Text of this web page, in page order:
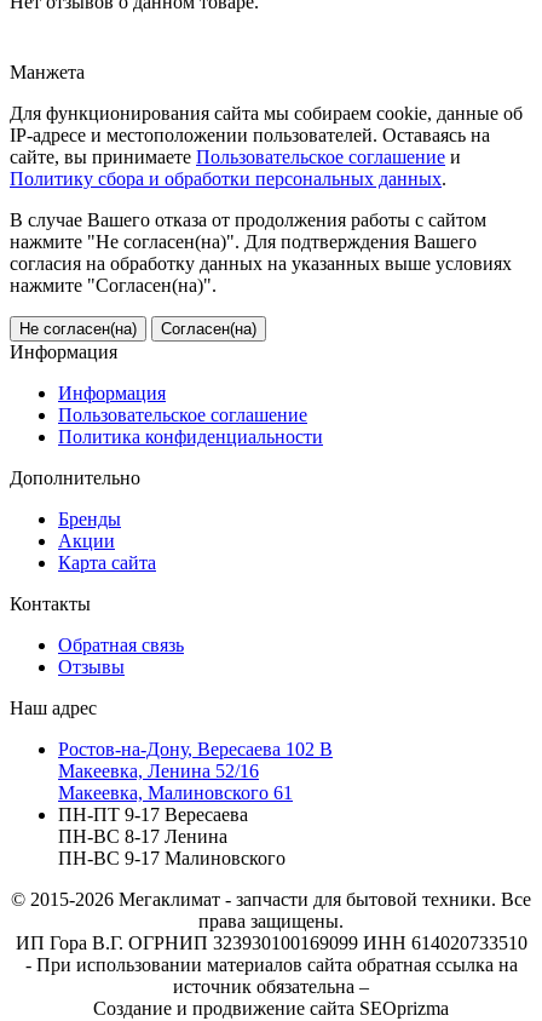
Манжета
Для функционирования сайта мы собираем cookie, данные об
IP-адресе и местоположении пользователей. Оставаясь на
сайте, вы принимаете Пользовательское соглашение и
Политику сбора и обработки персональных данных.
В случае Вашего отказа от продолжения работы с сайтом
нажмите "Не согласен(на)". Для подтверждения Вашего
согласия на обработку данных на указанных выше условиях
нажмите "Согласен(на)".
Не согласен(на) Согласен(на)
Информация
Информация
Пользовательское соглашение
Политика конфиденциальности
Дополнительно
Бренды
Акции
Карта сайта
Контакты
Обратная связь
Отзывы
Наш адрес
Ростов-на-Дону, Вересаева 102 В
Макеевка, Ленина 52/16
Макеевка, Малиновского 61
ПН-ПТ 9-17 Вересаева
ПН-ВС 8-17 Ленина
ПН-ВС 9-17 Малиновского
© 2015-2026 Мегаклимат - запчасти для бытовой техники. Все
права защищены.
ИП Гора В.Г. ОГРНИП 323930100169099 ИНН 614020733510
- При использовании материалов сайта обратная ссылка на
источник обязательна –
Создание и продвижение сайта SEOprizma